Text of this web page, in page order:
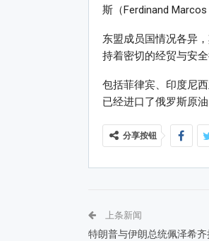
斯（Ferdinand
东盟成员国情况各异
持着密切的经贸与安全
包括菲律宾、印度尼
已经进口了俄罗斯原
分享按钮
上条新闻
特朗普与伊朗总统佩泽希